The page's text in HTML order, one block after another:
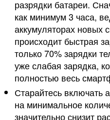
разрядки батареи.
как минимум 3 часа,
аккумуляторах новых
происходит быстрая
только 70% зарядки
уже слабая зарядка,
полностью весь
Старайтесь включать
на минимальное
значительно снизит